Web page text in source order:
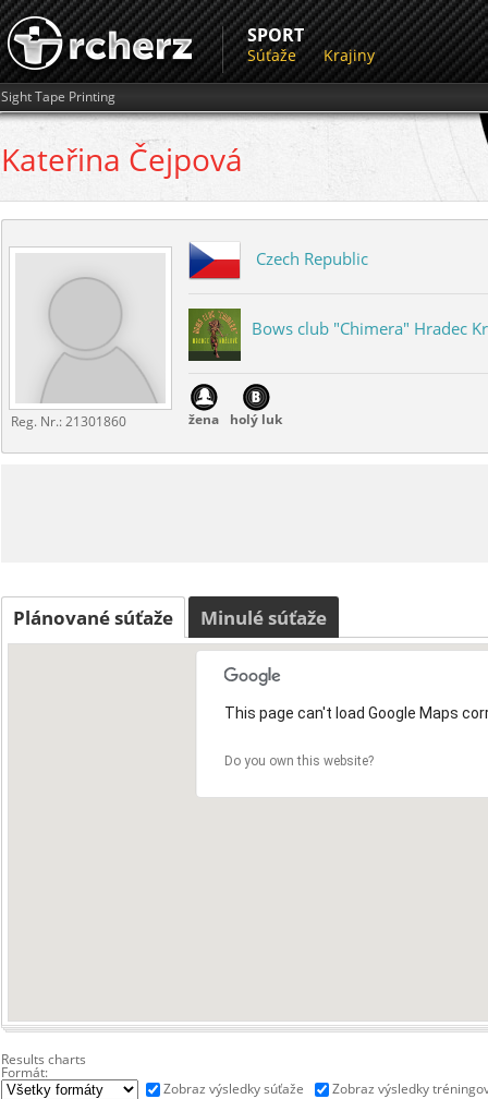
SPORT
Súťaže Krajiny
Sight Tape Printing
Kateřina Čejpová
Reg. Nr.:21301860
Czech Republic
Bows club "Chimera" Hradec
žena holý luk
Plánované súťaže Minulé súťaže
This page can't load Google Maps
Do you own this website?
Results charts
Formát:
Zobraz výsledky súťaže
Zobraz výsledky